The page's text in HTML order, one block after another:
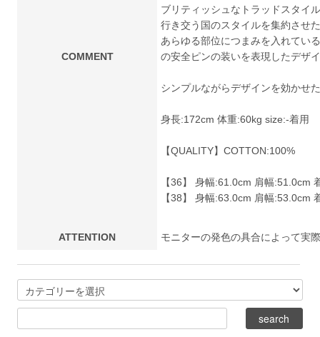
COMMENT
ブリティッシュなトラッドスタイ
行き交う国のスタイルを集約させ
あらゆる部位につまみを入れてい
の安全ピンの装いを表現したデザ
シンプルながらデザインを効かせ
身長:172cm 体重:60kg size:-着用
【QUALITY】COTTON:100%
【36】 身幅:61.0cm 肩幅:51.0cm
【38】 身幅:63.0cm 肩幅:53.0cm
ATTENTION モニターの発色の具合によって実